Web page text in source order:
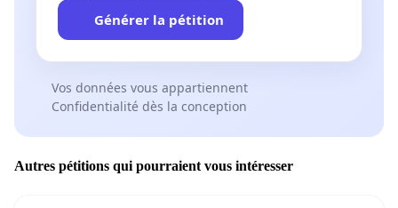
Générer la pétition
Vos données vous appartiennent
Confidentialité dès la conception
Autres pétitions qui pourraient vous intéresser